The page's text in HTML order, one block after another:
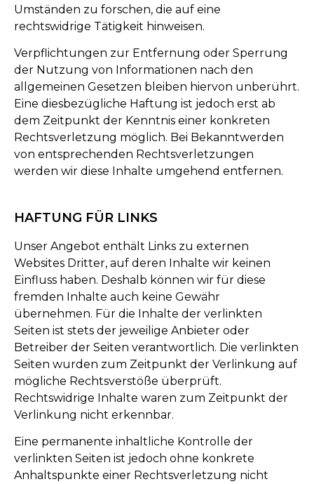
Umständen zu forschen, die auf eine
rechtswidrige Tätigkeit hinweisen.
Verpflichtungen zur Entfernung oder Sperrung
der Nutzung von Informationen nach den
allgemeinen Gesetzen bleiben hiervon unberührt.
Eine diesbezügliche Haftung ist jedoch erst ab
dem Zeitpunkt der Kenntnis einer konkreten
Rechtsverletzung möglich. Bei Bekanntwerden
von entsprechenden Rechtsverletzungen
werden wir diese Inhalte umgehend entfernen.
HAFTUNG FÜR LINKS
Unser Angebot enthält Links zu externen
Websites Dritter, auf deren Inhalte wir keinen
Einfluss haben. Deshalb können wir für diese
fremden Inhalte auch keine Gewähr
übernehmen. Für die Inhalte der verlinkten
Seiten ist stets der jeweilige Anbieter oder
Betreiber der Seiten verantwortlich. Die verlinkten
Seiten wurden zum Zeitpunkt der Verlinkung auf
mögliche Rechtsverstöße überprüft.
Rechtswidrige Inhalte waren zum Zeitpunkt der
Verlinkung nicht erkennbar.
Eine permanente inhaltliche Kontrolle der
verlinkten Seiten ist jedoch ohne konkrete
Anhaltspunkte einer Rechtsverletzung nicht